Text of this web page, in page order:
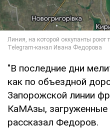
"В последние дни
как по объездной
Запорожской линии
КаМАзы, загруженные
рассказал Федоров.